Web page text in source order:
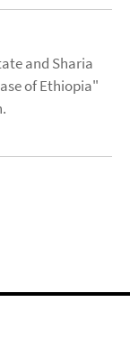
and Sharia
of Ethiopia"